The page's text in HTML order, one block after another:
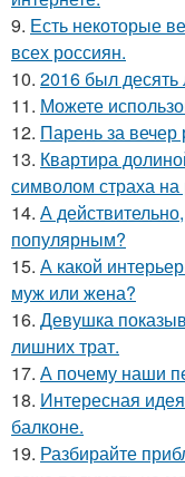
9. Есть некоторые
всех россиян.
10. 2016 был десять
11. Можете
12. Парень за вечер
13. Квартира
символом страха
14. А
популярным?
15. А какой
муж или жена?
16. Девушка
лишних трат.
17. А почему наши
18. Интересная
балконе.
19. Разбирайте